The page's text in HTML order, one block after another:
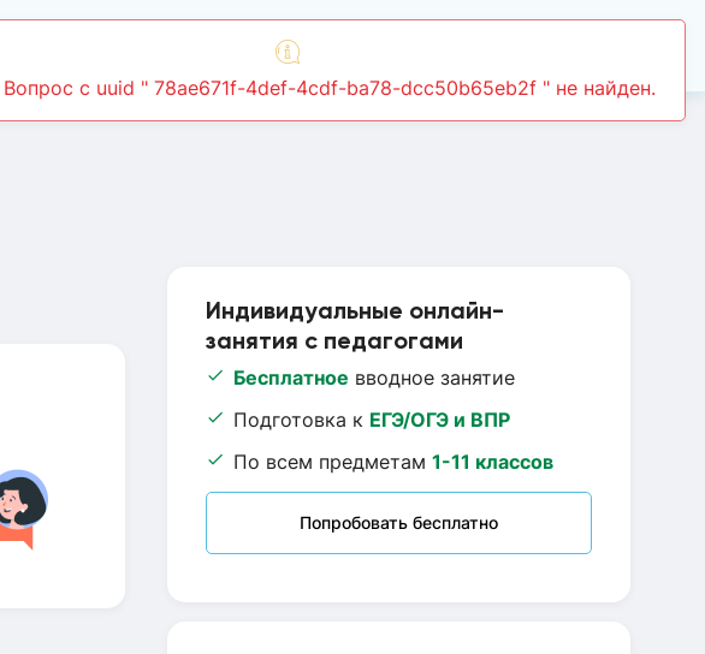
c uuid " 78ae671f-4def-4cdf-ba78-dcc50b65eb2f " не найден.
Индивидуальные онлайн-
занятия с педагогами
Бесплатное вводное занятие
Подготовка к ЕГЭ/ОГЭ и ВПР
По всем предметам 1-11 классов
Попробовать бесплатно